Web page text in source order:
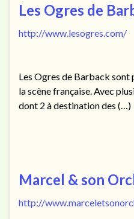
Les Ogres de
http://www.lesogres.com/
Les Ogres de Barback
la scène française. Avec
dont 2 à destination des (…)
Marcel & son
http://